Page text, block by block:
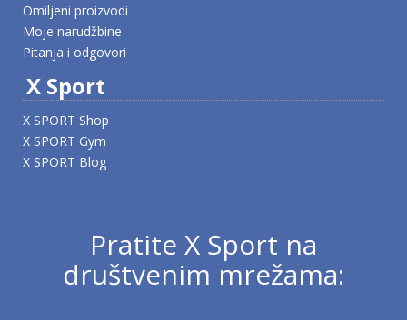
Omiljeni proizvodi
Moje narudžbine
Pitanja i odgovori
X Sport
X SPORT Shop
X SPORT Gym
X SPORT Blog
Pratite X Sport na
društvenim mrežama: